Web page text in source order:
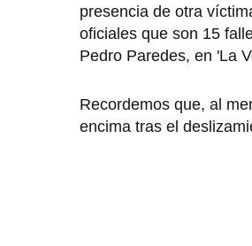
presencia de otra
oficiales que son 15
Pedro Paredes, en 'La
Recordemos que, al
encima tras el